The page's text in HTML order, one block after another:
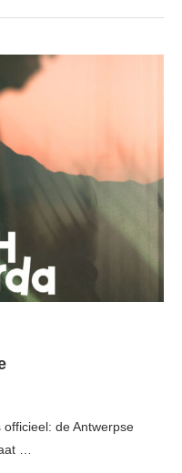
de Antwerpse
…